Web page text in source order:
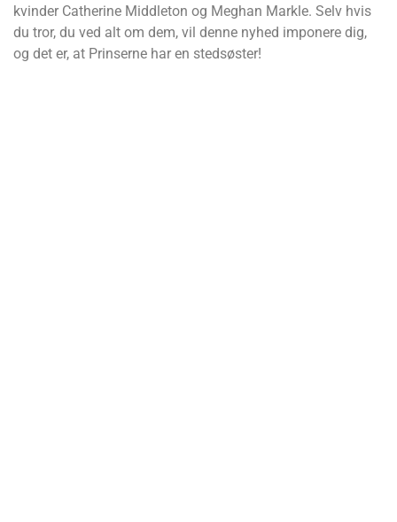
kvinder Catherine Middleton og Meghan Markle. Selv hvis
du tror, du ved alt om dem, vil denne nyhed imponere dig,
og det er, at Prinserne har en stedsøster!